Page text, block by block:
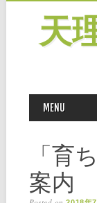
天
MAIN
MENU
「育
案内